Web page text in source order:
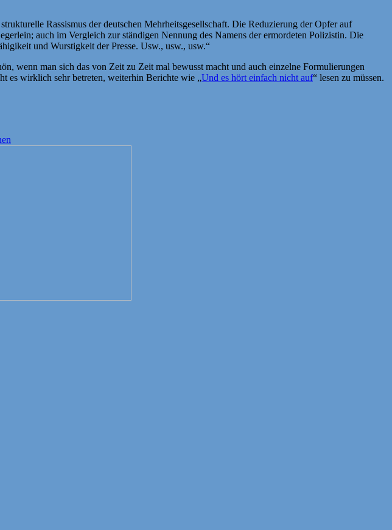
Rassismus der deutschen Mehrheitsgesellschaft. Die Reduzierung der Opfer auf
auch im Vergleich zur ständigen Nennung des Namens der ermordeten Polizistin. Die
und Wurstigkeit der Presse. Usw., usw., usw.“
wenn man sich das von Zeit zu Zeit mal bewusst macht und auch einzelne Formulierungen
es wirklich sehr betreten, weiterhin Berichte wie „Und es hört einfach nicht auf“ lesen zu müssen.